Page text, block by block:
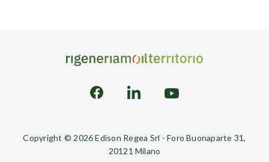
Copyright © 2026 Edison Regea Srl - Foro Buonaparte 31,
20121 Milano